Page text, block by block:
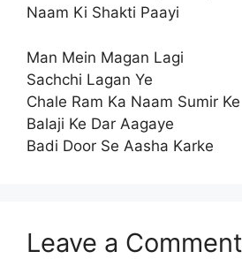
Naam Ki Shakti Paayi
Man Mein Magan Lagi
Sachchi Lagan Ye
Chale Ram Ka Naam Sumir Ke
Balaji Ke Dar Aagaye
Badi Door Se Aasha Karke
Leave a Comment